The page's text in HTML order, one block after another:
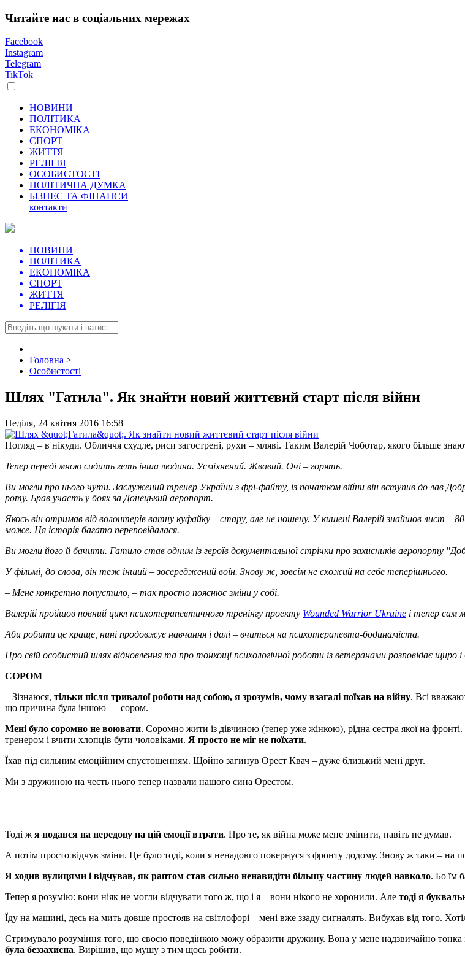
Читайте нас в соціальних мережах
Facebook
Instagram
Telegram
TikTok
НОВИНИ
ПОЛІТИКА
ЕКОНОМІКА
СПОРТ
ЖИТТЯ
РЕЛІГІЯ
ОСОБИСТОСТІ
ПОЛІТИЧНА ДУМКА
БІЗНЕС ТА ФІНАНСИ
контакти
НОВИНИ
ПОЛІТИКА
ЕКОНОМІКА
СПОРТ
ЖИТТЯ
РЕЛІГІЯ
Головна >
Особистості
Шлях "Гатила". Як знайти новий життєвий старт після війни
Неділя, 24 квітня 2016 16:58
Погляд – в нікуди. Обличчя схудле, риси загострені, рухи – мляві. Таким Валерій Чоботар, якого більше
Тепер переді мною сидить геть інша людина. Усміхнений. Жвавий. Очі – горять.
Ви могли про нього чути. Заслужений тренер України з фрі-файту, із початком війни він вступив до лав
роту. Брав участь у боях за Донецький аеропорт.
Якось він отримав від волонтерів ватну куфайку – стару, але не ношену. У кишені Валерій знайшов лист
може. Ця історія багато переповідалася.
Ви могли його й бачити. Гатило став одним із героїв документальної стрічки про захисників аеропорту
У фільмі, до слова, він теж інший – зосереджений воїн. Знову ж, зовсім не схожий на себе теперішнього.
– Мене конкретно попустило, – так просто пояснює зміни у собі.
Валерій пройшов повний цикл психотерапевтичного тренінгу проекту Wounded Warrior Ukraine і тепер сам
Аби робити це краще, нині продовжує навчання і далі – вчиться на психотерапевта-бодинаміста.
Про свій особистий шлях відновлення та про тонкощі психологічної роботи із ветеранами розповідає щиро і
СОРОМ
– Зізнаюся, тільки після тривалої роботи над собою, я зрозумів, чому взагалі поїхав на війну. Всі
що причина була іншою — сором.
Мені було соромно не воювати. Соромно жити із дівчиною (тепер уже жінкою), рідна сестра якої на
тренером і вчити хлопців бути чоловіками. Я просто не міг не поїхати.
Їхав під сильним емоційним спустошенням. Щойно загинув Орест Квач – дуже близький мені друг.
Ми з дружиною на честь нього тепер назвали нашого сина Орестом.
Тоді ж я подався на передову на цій емоції втрати. Про те, як війна може мене змінити, навіть не думав.
А потім просто відчув зміни. Це було тоді, коли я ненадовго повернуся з фронту додому. Знову ж таки –
Я ходив вулицями і відчував, як раптом став сильно ненавидіти більшу частину людей навколо. Бо їм
Тепер я розумію: вони ніяк не могли відчувати того ж, що і я – вони нікого не хоронили. Але тоді я
Їду на машині, десь на мить довше простояв на світлофорі – мені вже ззаду сигналять. Вибухав від того.
Стримувало розуміння того, що своєю поведінкою можу образити дружину. Вона у мене надзвичайно тонка
була беззахисна. Вирішив, що мушу з тим щось робити.